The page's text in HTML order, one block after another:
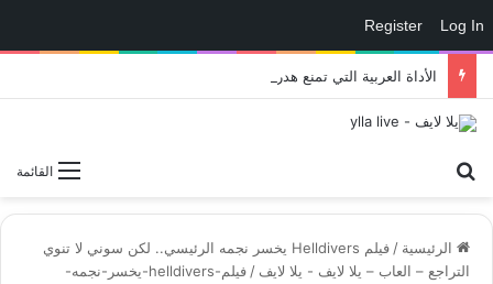
Log In
Register
القائمة
الرئيسية /
فيلم Helldivers يخسر نجمه الرئيسي.. لكن سوني لا تنوي
التراجع – العاب – يلا لايف - يلا لايف /
فيلم-helldivers-يخسر-نجمه-